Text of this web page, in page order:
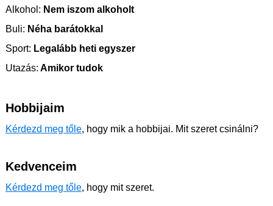
Alkohol: Nem iszom alkoholt
Buli: Néha barátokkal
Sport: Legalább heti egyszer
Utazás: Amikor tudok
Hobbijaim
Kérdezd meg tőle, hogy mik a hobbijai. Mit szeret csinálni?
Kedvenceim
Kérdezd meg tőle, hogy mit szeret.